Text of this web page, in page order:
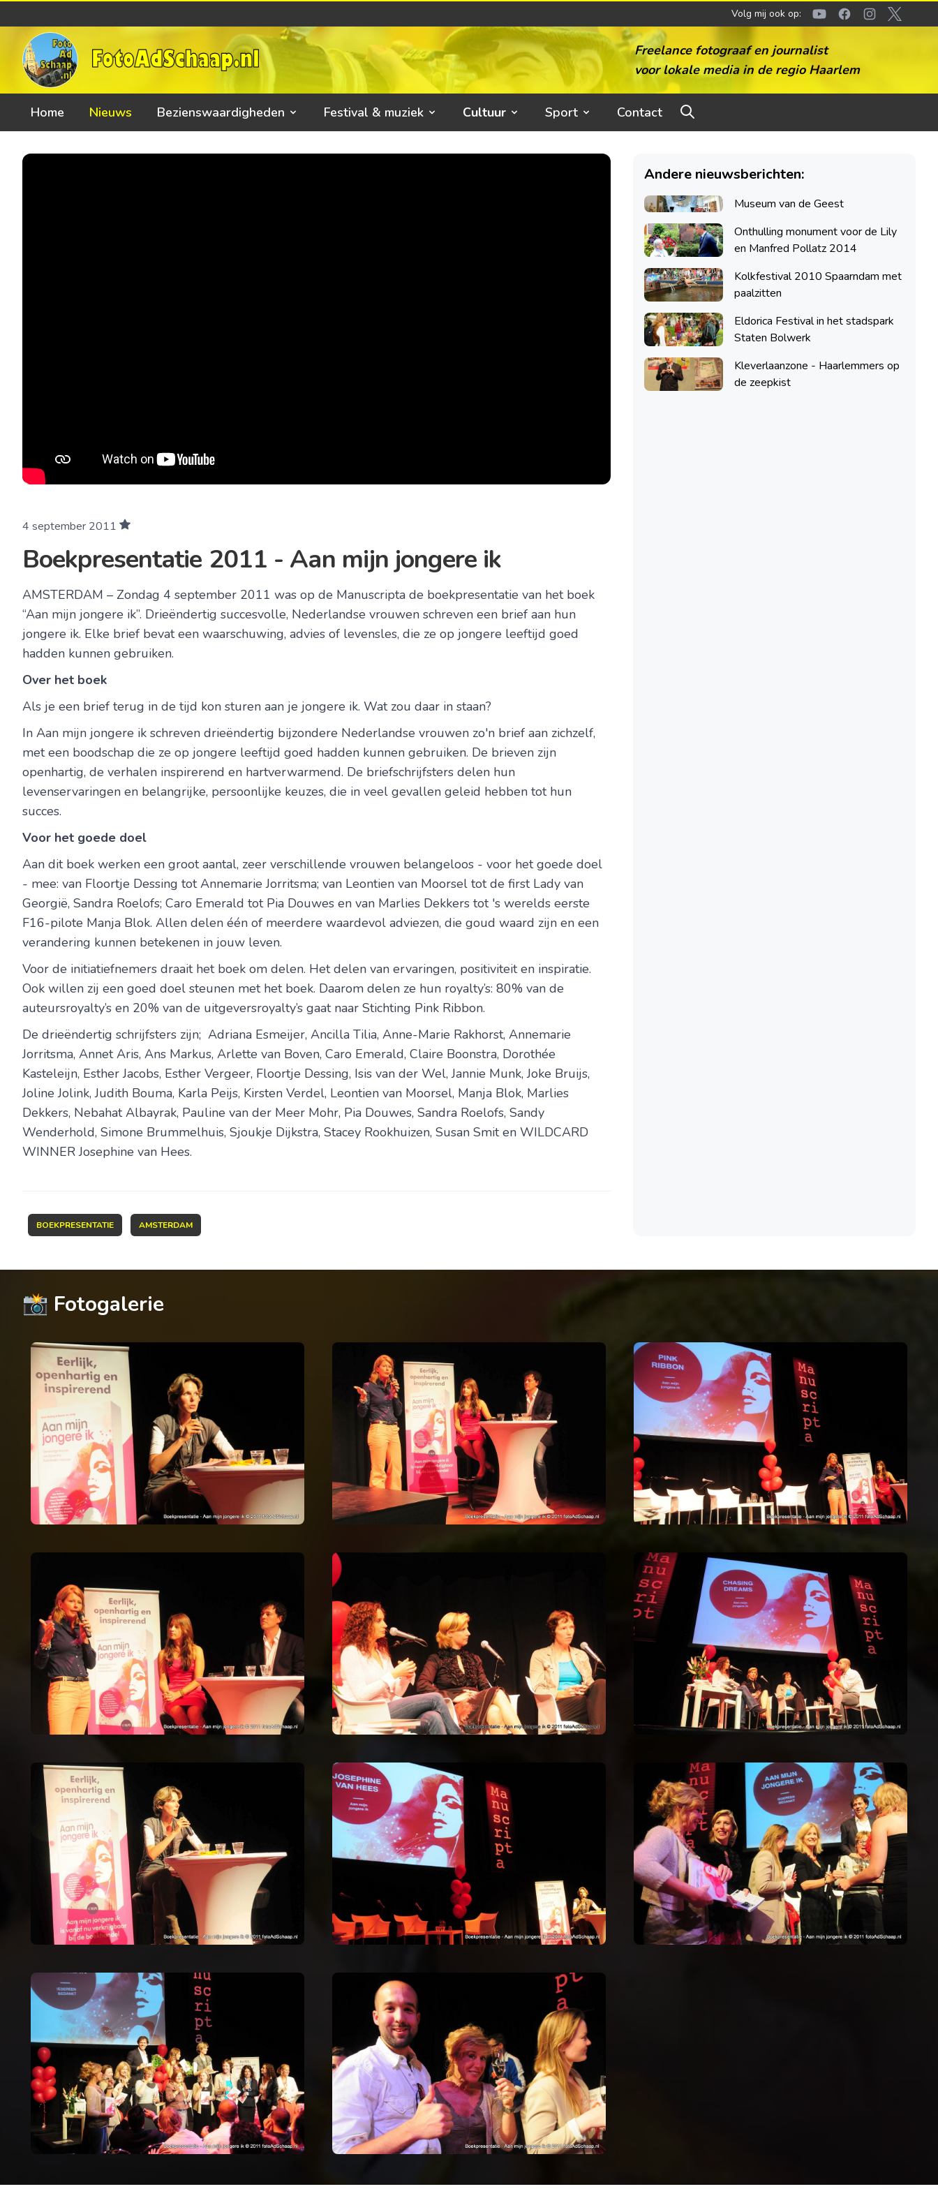
Volg mij ook op:
YoutubeFacebookInstagram
Twitter
Freelance fotograaf en journalist
voor lokale media in de regio Haarlem
Home Nieuws Bezienswaardigheden Festival & muziek Cultuur Sport Contact
4 september 2011
Boekpresentatie 2011 - Aan mijn jongere ik
AMSTERDAM – Zondag 4 september 2011 was op de Manuscripta de boekpresentatie van het boek
“Aan mijn jongere ik”. Drieëndertig succesvolle, Nederlandse vrouwen schreven een brief aan hun
jongere ik. Elke brief bevat een waarschuwing, advies of levensles, die ze op jongere leeftijd goed
hadden kunnen gebruiken.
Over het boek
Als je een brief terug in de tijd kon sturen aan je jongere ik. Wat zou daar in staan?
In Aan mijn jongere ik schreven drieëndertig bijzondere Nederlandse vrouwen zo'n brief aan zichzelf,
met een boodschap die ze op jongere leeftijd goed hadden kunnen gebruiken. De brieven zijn
openhartig, de verhalen inspirerend en hartverwarmend. De briefschrijfsters delen hun
levenservaringen en belangrijke, persoonlijke keuzes, die in veel gevallen geleid hebben tot hun
succes.
Voor het goede doel
Aan dit boek werken een groot aantal, zeer verschillende vrouwen belangeloos - voor het goede doel
- mee: van Floortje Dessing tot Annemarie Jorritsma; van Leontien van Moorsel tot de first Lady van
Georgië, Sandra Roelofs; Caro Emerald tot Pia Douwes en van Marlies Dekkers tot 's werelds eerste
F16-pilote Manja Blok. Allen delen één of meerdere waardevol adviezen, die goud waard zijn en een
verandering kunnen betekenen in jouw leven.
Voor de initiatiefnemers draait het boek om delen. Het delen van ervaringen, positi­viteit en inspiratie.
Ook willen zij een goed doel steunen met het boek. Daarom delen ze hun royalty’s: 80% van de
auteursroyalty’s en 20% van de uitgeversroyalty’s gaat naar Stichting Pink Ribbon.
De drieëndertig schrijfsters zijn; Adriana Esmeijer, Ancilla Tilia, Anne-Marie Rakhorst, Annemarie
Jorritsma, Annet Aris, Ans Markus, Arlette van Boven, Caro Emerald, Claire Boonstra, Dorothée
Kasteleijn, Esther Jacobs, Esther Vergeer, Floortje Dessing, Isis van der Wel, Jannie Munk, Joke Bruijs,
Joline Jolink, Judith Bouma, Karla Peijs, Kirsten Verdel, Leontien van Moorsel, Manja Blok, Marlies
Dekkers, Nebahat Albayrak, Pauline van der Meer Mohr, Pia Douwes, Sandra Roelofs, Sandy
Wenderhold, Simone Brummelhuis, Sjoukje Dijkstra, Stacey Rookhuizen, Susan Smit en WILDCARD
WINNER Josephine van Hees.
BOEKPRESENTATIE AMSTERDAM
Andere nieuwsberichten:
Museum van de Geest
Onthulling monument voor de Lily
en Manfred Pollatz 2014
Kolkfestival 2010 Spaarndam met
paalzitten
Eldorica Festival in het stadspark
Staten Bolwerk
Kleverlaanzone - Haarlemmers op
de zeepkist
📸 Fotogalerie